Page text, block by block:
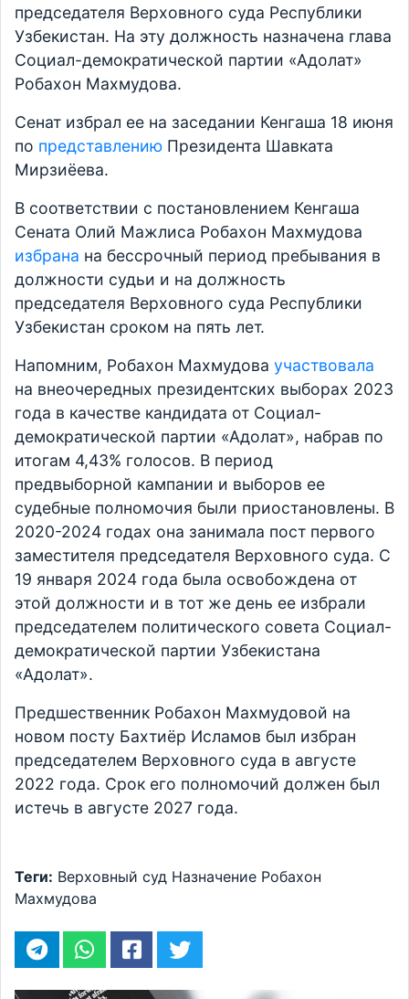
председателя Верховного суда Республики
Узбекистан. На эту должность назначена глава
Социал-демократической партии «Адолат»
Робахон Махмудова.
Сенат избрал ее на заседании Кенгаша 18 июня
по представлению Президента Шавката
Мирзиёева.
В соответствии с постановлением Кенгаша
Сената Олий Мажлиса Робахон Махмудова
избрана на бессрочный период пребывания в
должности судьи и на должность
председателя Верховного суда Республики
Узбекистан сроком на пять лет.
Напомним, Робахон Махмудова участвовала
на внеочередных президентских выборах 2023
года в качестве кандидата от Социал-
демократической партии «Адолат», набрав по
итогам 4,43% голосов. В период
предвыборной кампании и выборов ее
судебные полномочия были приостановлены. В
2020-2024 годах она занимала пост первого
заместителя председателя Верховного суда. С
19 января 2024 года была освобождена от
этой должности и в тот же день ее избрали
председателем политического совета Социал-
демократической партии Узбекистана
«Адолат».
Предшественник Робахон Махмудовой на
новом посту Бахтиёр Исламов был избран
председателем Верховного суда в августе
2022 года. Срок его полномочий должен был
истечь в августе 2027 года.
Теги: Верховный суд Назначение Робахон
Махмудова